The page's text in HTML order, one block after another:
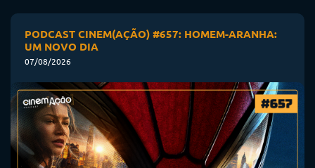
PODCAST CINEM(AÇÃO) #657: HOMEM-ARANHA:
UM NOVO DIA
07/08/2026